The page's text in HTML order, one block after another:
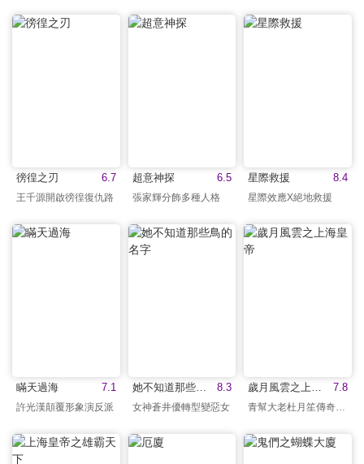
6.7
徬徨之刃
王千源開啟徬徨復仇路
6.5
超意神探
張家輝分飾多種人格
8.4
星際救援
星際效應X絕地救援
7.1
瞞天過海
許光漢顛覆形象演反派
8.3
她不知道那些鳥的名字
女神蒼井優轉型變惡女
7.8